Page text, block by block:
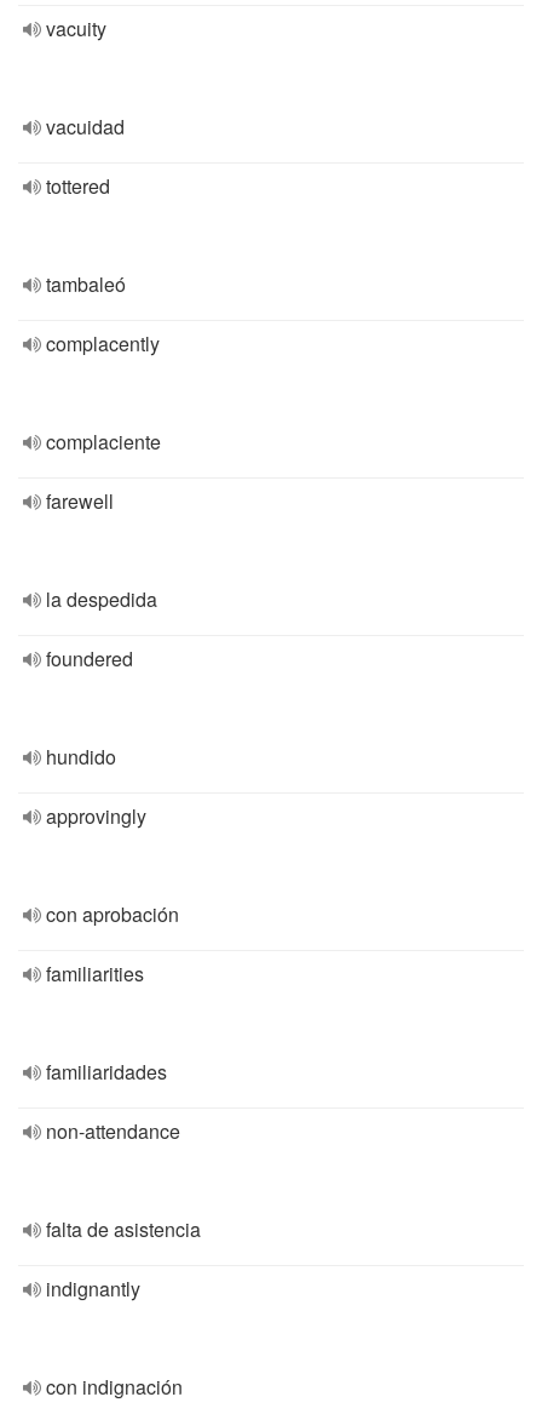
vacuity
vacuidad
tottered
tambaleó
complacently
complaciente
farewell
la despedida
foundered
hundido
approvingly
con aprobación
familiarities
familiaridades
non-attendance
falta de asistencia
indignantly
con indignación